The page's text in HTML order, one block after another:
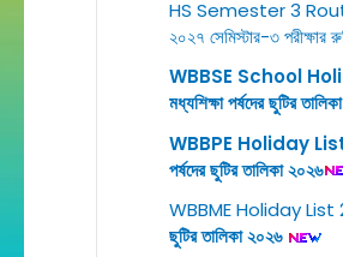
HS Semester 3
২০২৭ সেমিস্টার-৩
WBBSE School
মধ্যশিক্ষা পর্ষদের ছুটির
WBBPE Holiday List
পর্ষদের ছুটির তালিকা ২০২৬
WBBME Holiday List
ছুটির তালিকা ২০২৬